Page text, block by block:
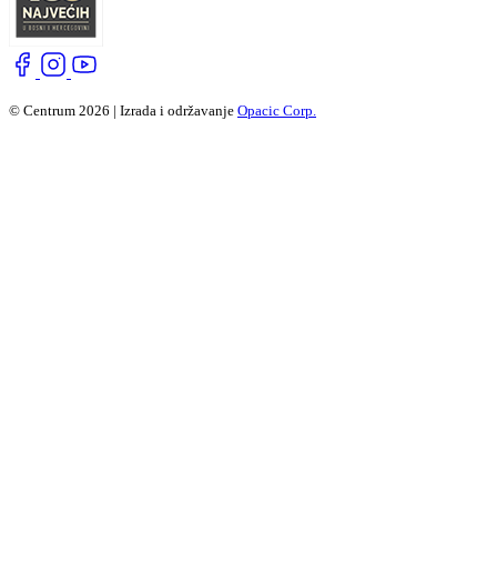
© Centrum 2026 | Izrada i održavanje Opacic Corp.